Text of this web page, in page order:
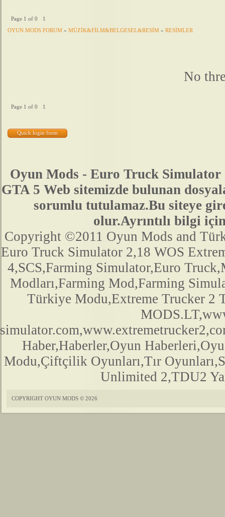
Page 1 of 0
1
OYUN MODS FORUM » MÜZİK&FİLM&BELGESEL&RESİM » RESİMLER
No
Page 1 of 0 1
Oyun Mods - Euro Truck
GTA 5 Web sitemizde bulunan
sorumlu tutulamaz.Bu siteye
olur.Ayrıntılı bilgi
Copyright ©2011 Oyun Mods and
Euro Truck Simulator 2,18 WOS
4,SCS,Farming Simulator,Euro
Modları,Farming Mod,Farming
Türkiye Modu,Extreme Trucker 2
Haber,Haberler,Oyun
Modu,Çiftçilik Oyunları,Tır
Unlimited 2,TDU2
COPYRIGHT OYUN MODS © 2026